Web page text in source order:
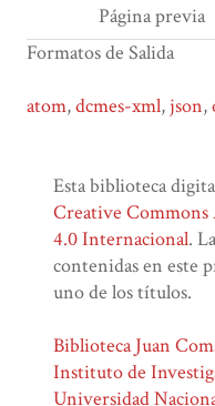
Página previa
Formatos de Salida
atom,dcmes-xml, json,
Esta biblioteca
Creative
4.0 Internacional.
contenidas en este
uno de los títulos.
Biblioteca Juan
Instituto de
Universidad